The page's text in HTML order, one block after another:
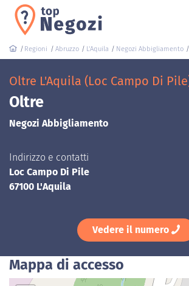
Regioni Abruzzo L'Aquila Negozi Abbigliamento
Oltre L'Aquila (Loc Campo Di
Oltre
Negozi Abbigliamento
Indirizzo e contatti
Loc Campo Di Pile
67100 L'Aquila
Vedere il numero
Mappa di accesso